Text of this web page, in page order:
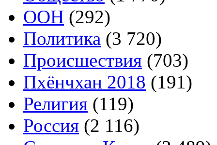
ООН (292)
Политика (3 720)
Происшествия (703)
Пхёнчхан 2018 (191)
Религия (119)
Россия (2 116)